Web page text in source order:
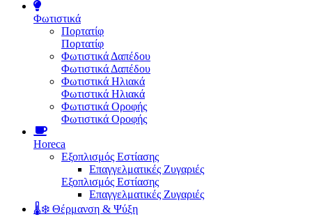
Φωτιστικά
Πορτατίφ
Πορτατίφ
Φωτιστικά Δαπέδου
Φωτιστικά Δαπέδου
Φωτιστικά Ηλιακά
Φωτιστικά Ηλιακά
Φωτιστικά Οροφής
Φωτιστικά Οροφής
Horeca
Εξοπλισμός Εστίασης
Επαγγελματικές Ζυγαριές
Εξοπλισμός Εστίασης
Επαγγελματικές Ζυγαριές
🌡️❄️ Θέρμανση & Ψύξη